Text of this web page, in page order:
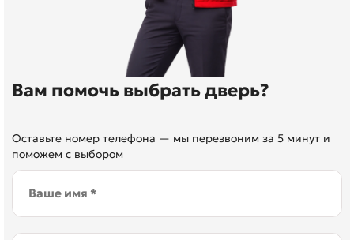
Вам помочь выбрать дверь?
Оставьте номер телефона — мы перезвоним за 5 минут и
поможем с выбором